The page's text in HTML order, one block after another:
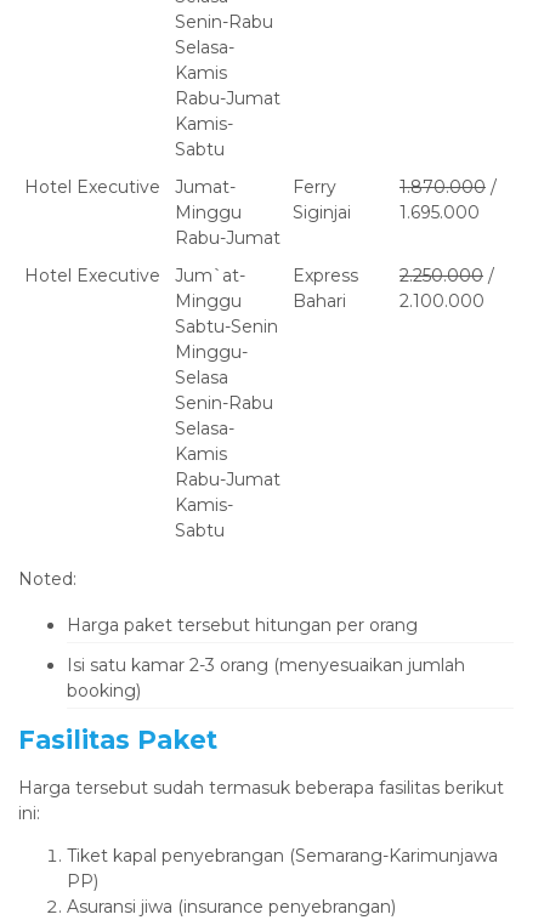
Senin-Rabu
Selasa-
Kamis
Rabu-Jumat
Kamis-
Sabtu
Hotel Executive
Jumat-
Minggu
Rabu-Jumat
Ferry
Siginjai
1.870.000 /
1.695.000
Hotel Executive
Jum`at-
Minggu
Sabtu-Senin
Minggu-
Selasa
Senin-Rabu
Selasa-
Kamis
Rabu-Jumat
Kamis-
Sabtu
Express
Bahari
2.250.000 /
2.100.000
Noted:
Harga paket tersebut hitungan per orang
Isi satu kamar 2-3 orang (menyesuaikan jumlah
booking)
Fasilitas Paket
Harga tersebut sudah termasuk beberapa fasilitas berikut
ini:
Tiket kapal penyebrangan (Semarang-Karimunjawa
PP)
Asuransi jiwa (insurance penyebrangan)